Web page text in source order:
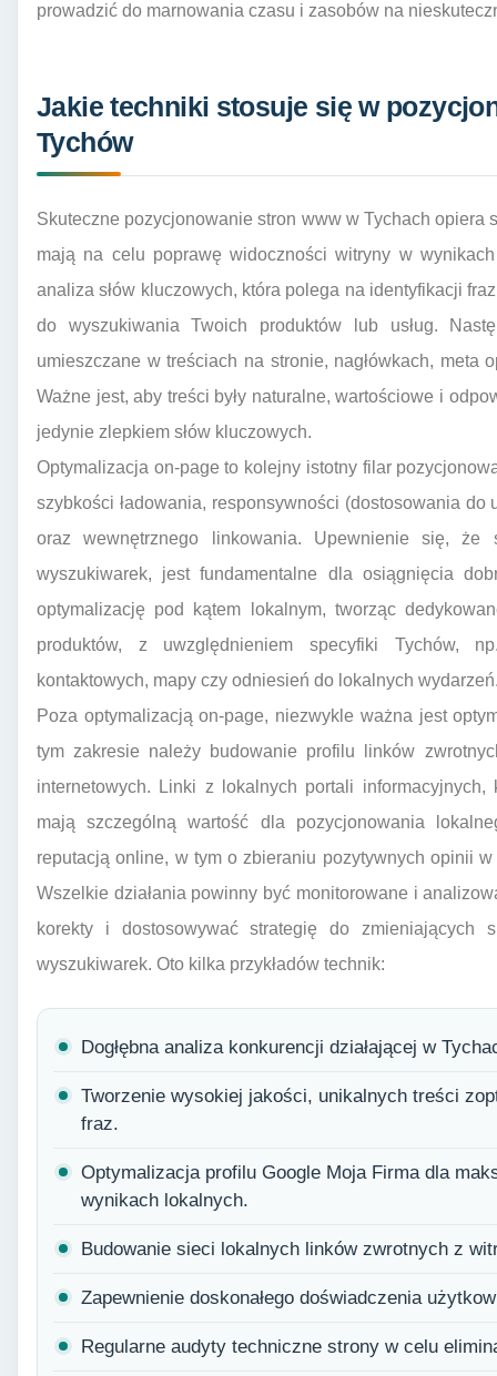
prowadzić do marnowania czasu i zasobów na
Jakie techniki stosuje się w
Tychów
Skuteczne pozycjonowanie stron www w Tychach opiera
mają na celu poprawę widoczności witryny w
analiza słów kluczowych, która polega na identyfikacji
do wyszukiwania Twoich produktów lub usług.
umieszczane w treściach na stronie, nagłówkach, meta
Ważne jest, aby treści były naturalne, wartościowe i
jedynie zlepkiem słów kluczowych.
Optymalizacja on-page to kolejny istotny filar
szybkości ładowania, responsywności (dostosowania
oraz wewnętrznego linkowania. Upewnienie się,
wyszukiwarek, jest fundamentalne dla osiągnięcia
optymalizację pod kątem lokalnym, tworząc
produktów, z uwzględnieniem specyfiki Tychów,
kontaktowych, mapy czy odniesień do lokalnych
Poza optymalizacją on-page, niezwykle ważna jest
tym zakresie należy budowanie profilu linków
internetowych. Linki z lokalnych portali
mają szczególną wartość dla pozycjonowania
reputacją online, w tym o zbieraniu pozytywnych opinii
Wszelkie działania powinny być monitorowane i
korekty i dostosowywać strategię do zmieniających
wyszukiwarek. Oto kilka przykładów technik:
Dogłębna analiza konkurencji działającej w
Tworzenie wysokiej jakości, unikalnych treści
fraz.
Optymalizacja profilu Google Moja Firma dla
wynikach lokalnych.
Budowanie sieci lokalnych linków zwrotnych z
Zapewnienie doskonałego doświadczenia
Regularne audyty techniczne strony w celu